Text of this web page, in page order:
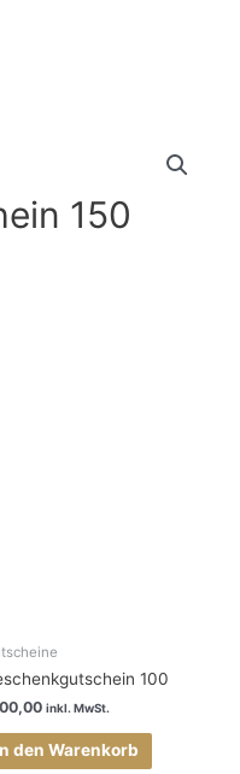
150
100
inkl. MwSt.
den Warenkorb